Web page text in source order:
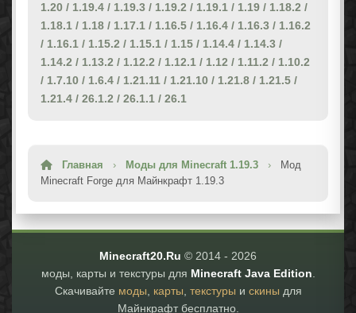
1.20 / 1.19.4 / 1.19.3 / 1.19.2 / 1.19.1 / 1.19 / 1.18.2 /
1.18.1 / 1.18 / 1.17.1 / 1.16.5 / 1.16.4 / 1.16.3 / 1.16.2
/ 1.16.1 / 1.15.2 / 1.15.1 / 1.15 / 1.14.4 / 1.14.3 /
1.14.2 / 1.13.2 / 1.12.2 / 1.12.1 / 1.12 / 1.11.2 / 1.10.2
/ 1.7.10 / 1.6.4 / 1.21.11 / 1.21.10 / 1.21.8 / 1.21.5 /
1.21.4 / 26.1.2 / 26.1.1 / 26.1
Главная › Моды для Minecraft 1.19.3 ›
Мод
Minecraft Forge для Майнкрафт 1.19.3
Minecraft20.Ru © 2014 - 2026
моды, карты и текстуры для Minecraft Java Edition.
Скачивайте моды, карты, текстуры и скины для
Майнкрафт бесплатно.